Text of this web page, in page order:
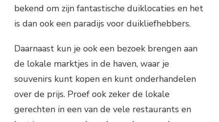
bekend om zijn fantastische duiklocaties en het
is dan ook een paradijs voor duikliefhebbers.
Daarnaast kun je ook een bezoek brengen aan
de lokale marktjes in de haven, waar je
souvenirs kunt kopen en kunt onderhandelen
over de prijs. Proef ook zeker de lokale
gerechten in een van de vele restaurants en